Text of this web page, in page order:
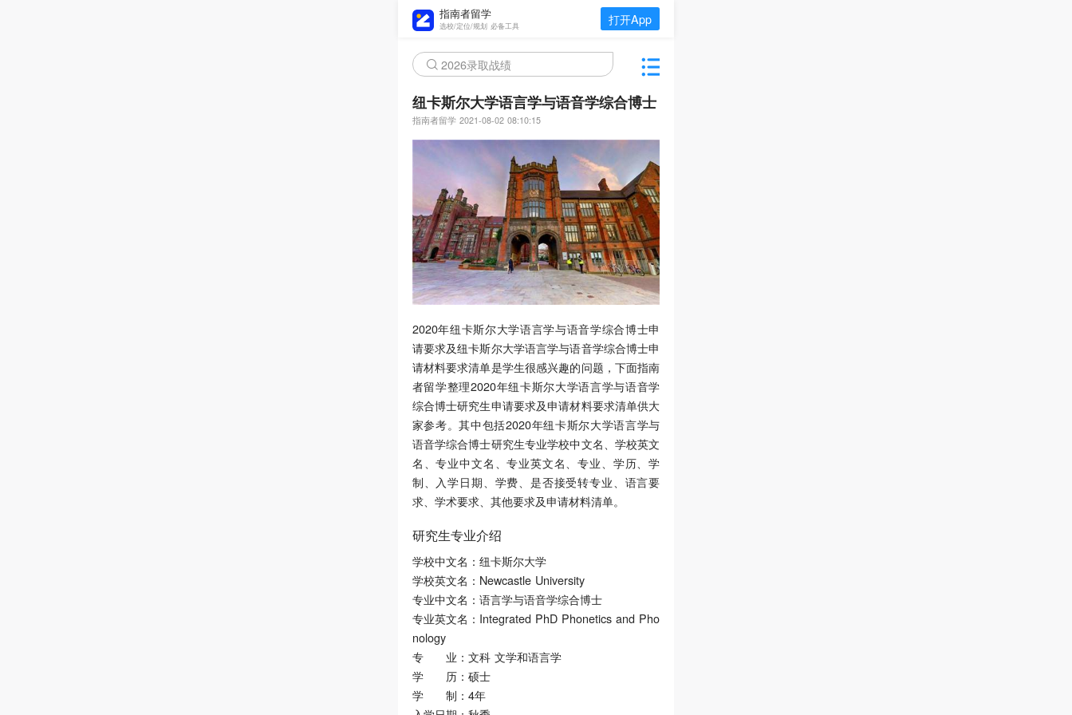
指南者留学
选校/定位/规划 必备工具 打开App
2026录取战绩
纽卡斯尔大学语言学与语音学综合博士
指南者留学 2021-08-02 08:10:15
2020年纽卡斯尔大学语言学与语音学综合博士申
请要求及纽卡斯尔大学语言学与语音学综合博士申
请材料要求清单是学生很感兴趣的问题，下面指南
者留学整理2020年纽卡斯尔大学语言学与语音学
综合博士研究生申请要求及申请材料要求清单供大
家参考。其中包括2020年纽卡斯尔大学语言学与
语音学综合博士研究生专业学校中文名、学校英文
名、专业中文名、专业英文名、专业、学历、学
制、入学日期、学费、是否接受转专业、语言要
求、学术要求、其他要求及申请材料清单。
研究生专业介绍
学校中文名：纽卡斯尔大学
学校英文名：Newcastle University
专业中文名：语言学与语音学综合博士
专业英文名：Integrated PhD Phonetics and Pho
nology
专 业：文科 文学和语言学
学 历：硕士
学 制：4年